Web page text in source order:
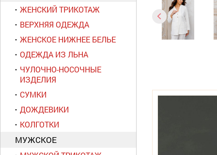
ЖЕНСКИЙ ТРИКОТАЖ
ВЕРХНЯЯ ОДЕЖДА
ЖЕНСКОЕ НИЖНЕЕ БЕЛЬЕ
ОДЕЖДА ИЗ ЛЬНА
ЧУЛОЧНО-НОСОЧНЫЕ
ИЗДЕЛИЯ
СУМКИ
ДОЖДЕВИКИ
КОЛГОТКИ
МУЖСКОЕ